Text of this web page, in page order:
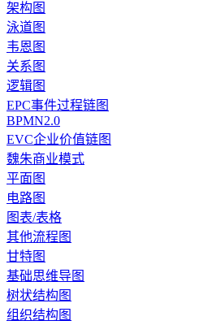
架构图
泳道图
韦恩图
关系图
逻辑图
EPC事件过程链图
BPMN2.0
EVC企业价值链图
魏朱商业模式
平面图
电路图
图表/表格
其他流程图
甘特图
基础思维导图
树状结构图
组织结构图